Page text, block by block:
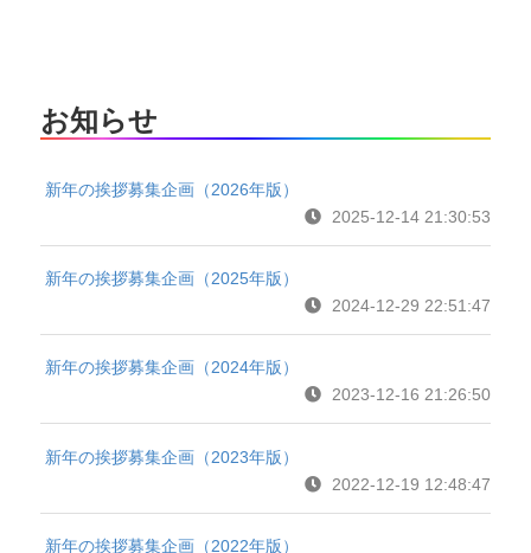
お知らせ
新年の挨拶募集企画（2026年版）
2025-12-14 21:30:53
新年の挨拶募集企画（2025年版）
2024-12-29 22:51:47
新年の挨拶募集企画（2024年版）
2023-12-16 21:26:50
新年の挨拶募集企画（2023年版）
2022-12-19 12:48:47
新年の挨拶募集企画（2022年版）